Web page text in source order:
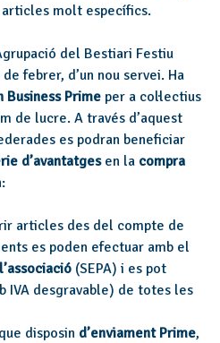
molt específics.
del Bestiari Festiu
febrer, d’un nou servei. Ha
Business Prime per a col·lectius
de lucre. A través d’aquest
es podran beneficiar
d’avantatgesen la compra
articles des del compte de
es poden efectuar amb el
(SEPA) i es pot
IVA desgravable) de totes les
disposin d’enviament Prime,